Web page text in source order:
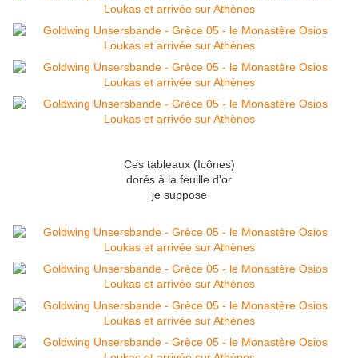
Ces tableaux (Icônes)
dorés à la feuille d'or
je suppose